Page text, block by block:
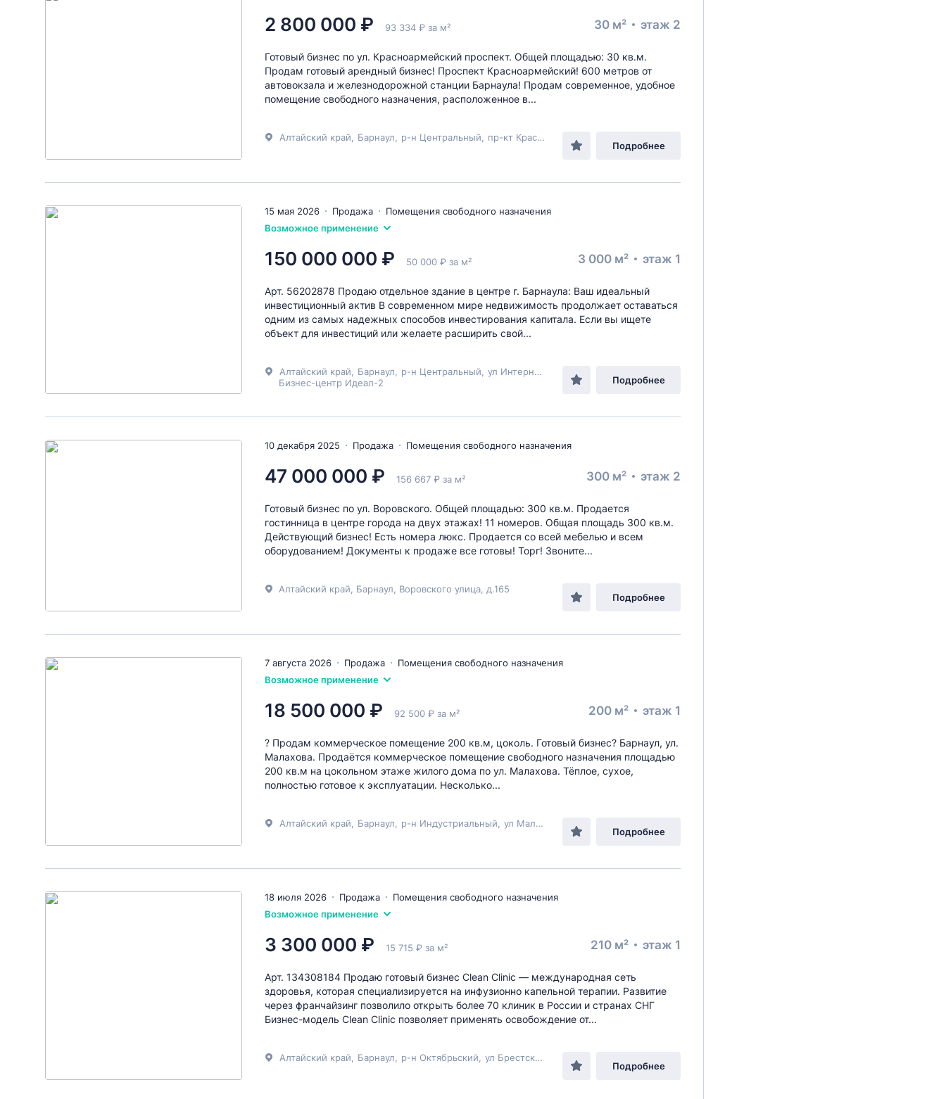
2 800 000 ₽ 93 334 ₽ за м² 30 м² этаж 2
Готовый бизнес по ул. Красноармейский проспект. Общей площадью: 30 кв.м.
Продам готовый арендный бизнес! Проспект Красноармейский! 600 метров от
автовокзала и железнодорожной станции Барнаула! Продам современное, удобное
помещение свободного назначения, расположенное в...
Алтайский край Барнаул р-н Центральный пр-кт Красноармейский
Подробнее
15 мая 2026 Продажа
Помещения свободного назначения
Возможное применение
150 000 000 ₽ 50 000 ₽ за м² 3 000 м² этаж 1
Арт. 56202878 Продаю отдельное здание в центре г. Барнаула: Ваш идеальный
инвестиционный актив В современном мире недвижимость продолжает оставаться
одним из самых надежных способов инвестирования капитала. Если вы ищете
объект для инвестиций или желаете расширить свой...
Алтайский край Барнаул р-н Центральный ул Интернациональная
Бизнес-центр Идеал-2
Подробнее
10 декабря 2025 Продажа Помещения свободного назначения
47 000 000 ₽ 156 667 ₽ за м² 300 м² этаж 2
Готовый бизнес по ул. Воровского. Общей площадью: 300 кв.м. Продается
гостинница в центре города на двух этажах! 11 номеров. Общая площадь 300 кв.м.
Действующий бизнес! Есть номера люкс. Продается со всей мебелью и всем
оборудованием! Документы к продаже все готовы! Торг! Звоните...
Алтайский край, Барнаул, Воровского улица, д.165
Подробнее
7 августа 2026 Продажа
Помещения свободного назначения
Возможное применение
18 500 000 ₽ 92 500 ₽ за м² 200 м² этаж 1
? Продам коммерческое помещение 200 кв.м, цоколь. Готовый бизнес? Барнаул, ул.
Малахова. Продаётся коммерческое помещение свободного назначения площадью
200 кв.м на цокольном этаже жилого дома по ул. Малахова. Тёплое, сухое,
полностью готовое к эксплуатации. Несколько...
Алтайский край Барнаул р-н Индустриальный ул Малахова
Подробнее
18 июля 2026 Продажа
Помещения свободного назначения
Возможное применение
3 300 000 ₽ 15 715 ₽ за м² 210 м² этаж 1
Арт. 134308184 Продаю готовый бизнес Clean Clinic — международная сеть
здоровья, которая специализируется на инфузионно капельной терапии. Развитие
через франчайзинг позволило открыть более 70 клиник в России и странах СНГ
Бизнес-модель Clean Clinic позволяет применять освобождение от...
Алтайский край Барнаул р-н Октябрьский ул Брестская
Подробнее